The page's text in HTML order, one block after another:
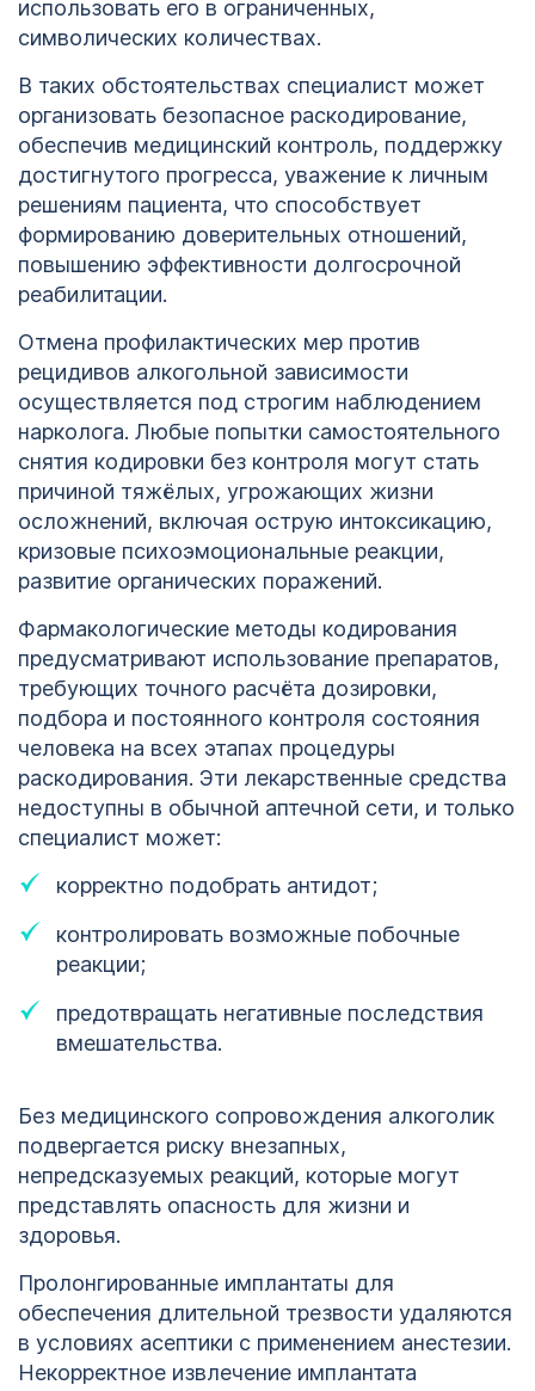
использовать его в ограниченных,
символических количествах.
В таких обстоятельствах специалист может
организовать безопасное раскодирование,
обеспечив медицинский контроль, поддержку
достигнутого прогресса, уважение к личным
решениям пациента, что способствует
формированию доверительных отношений,
повышению эффективности долгосрочной
реабилитации.
Отмена профилактических мер против
рецидивов алкогольной зависимости
осуществляется под строгим наблюдением
нарколога. Любые попытки самостоятельного
снятия кодировки без контроля могут стать
причиной тяжёлых, угрожающих жизни
осложнений, включая острую интоксикацию,
кризовые психоэмоциональные реакции,
развитие органических поражений.
Фармакологические методы кодирования
предусматривают использование препаратов,
требующих точного расчёта дозировки,
подбора и постоянного контроля состояния
человека на всех этапах процедуры
раскодирования. Эти лекарственные средства
недоступны в обычной аптечной сети, и только
специалист может:
корректно подобрать антидот;
контролировать возможные побочные
реакции;
предотвращать негативные последствия
вмешательства.
Без медицинского сопровождения алкоголик
подвергается риску внезапных,
непредсказуемых реакций, которые могут
представлять опасность для жизни и
здоровья.
Пролонгированные имплантаты для
обеспечения длительной трезвости удаляются
в условиях асептики с применением анестезии.
Некорректное извлечение имплантата